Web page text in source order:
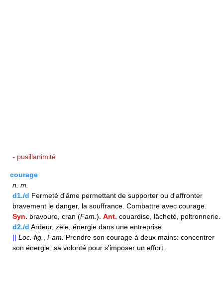
- pusillanimité
courage
n. m.
d1./d Fermeté d'âme permettant de supporter ou d'affronter
bravement le danger, la souffrance. Combattre avec courage.
Syn. bravoure, cran (Fam.). Ant. couardise, lâcheté, poltronnerie.
d2./d Ardeur, zèle, énergie dans une entreprise.
|| Loc. fig., Fam. Prendre son courage à deux mains: concentrer
son énergie, sa volonté pour s'imposer un effort.